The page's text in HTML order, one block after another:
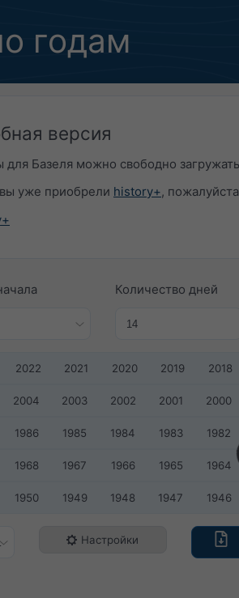
годам
версия
Базеля можно свободно
уже приобрели history+,
Количество дней​
2022 2021 2020 2019 2018
2004 2003 2002 2001 2000
1986 1985 1984 1983 1982
1968 1967 1966 1965 1964
1950 1949 1948 1947 1946
Настройки